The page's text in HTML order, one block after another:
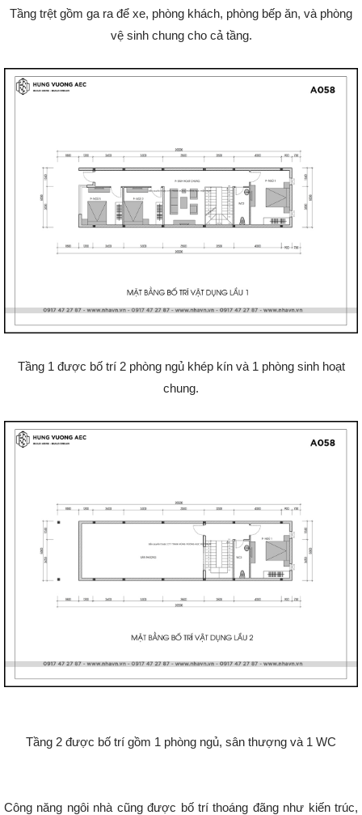
Tầng trệt gồm ga ra để xe, phòng khách, phòng bếp ăn, và phòng
vệ sinh chung cho cả tầng.
Tầng 1 được bố trí 2 phòng ngủ khép kín và 1 phòng sinh hoạt
chung.
Tầng 2 được bố trí gồm 1 phòng ngủ, sân thượng và 1 WC
Công năng ngôi nhà cũng được bố trí thoáng đãng như kiến trúc,